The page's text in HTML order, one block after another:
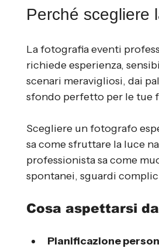
Perché scegliere
La fotografia eventi
richiede esperienza,
scenari meravigliosi, dai
sfondo perfetto per le tue
Scegliere un fotografo
sa come sfruttare la luce
professionista sa come
spontanei, sguardi
Cosa aspettarsi
Pianificazione